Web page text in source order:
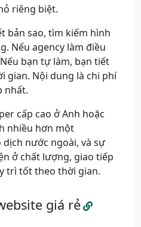
riêng biệt.
bản sao, tìm kiếm hình
Nếu agency làm điều
bạn tự làm, bạn tiết
gian. Nội dung là chi phí
nhất.
cấp cao ở Anh hoặc
nhiều hơn một
nước ngoài, và sự
ở chất lượng, giao tiếp
trì tốt theo thời gian.
giá rẻ